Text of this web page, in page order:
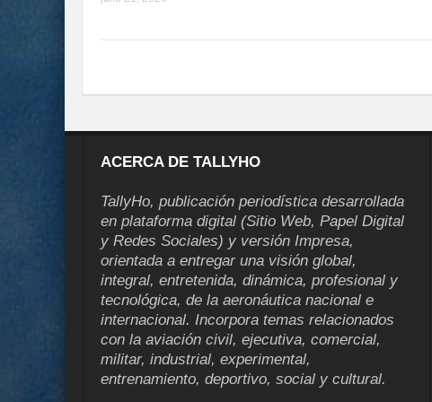
ACERCA DE TALLYHO
TallyHo, publicación periodística desarrollada
en plataforma digital (Sitio Web, Papel Digital
y Redes Sociales) y versión Impresa,
orientada a entregar una visión global,
integral, entretenida, dinámica, profesional y
tecnológica, de la aeronáutica nacional e
internacional. Incorpora temas relacionados
con la aviación civil, ejecutiva, comercial,
militar, industrial, experimental,
entrenamiento, deportivo, social y cultural.